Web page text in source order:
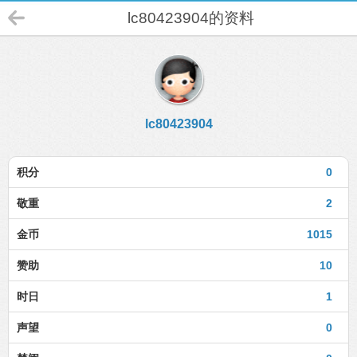
lc80423904的资料
lc80423904
0
积分
2
敬重
1015
金币
10
赞助
1
时日
0
声望